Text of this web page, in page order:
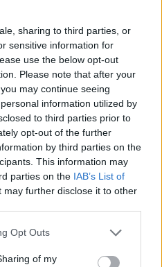
sharing to third parties, or
sensitive information for
use the below opt-out
Please note that after your
may continue seeing
information utilized by
to third parties prior to
opt-out of the further
by third parties on the
This information may
parties on the IAB’s List of
may further disclose it to other
uses one or more Google
behaviour. You may click to
Opt Outs
of my